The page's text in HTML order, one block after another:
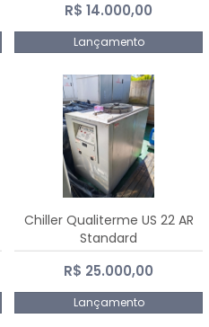
R$ 14.000,00
Lançamento
Chiller Qualiterme US 22 AR
Standard
R$ 25.000,00
Lançamento